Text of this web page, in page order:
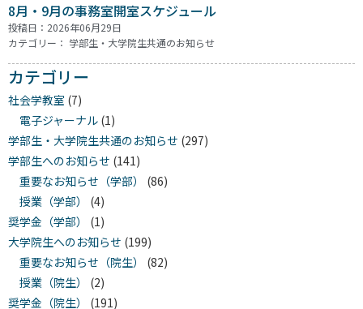
8月・9月の事務室開室スケジュール
投稿日：2026年06月29日
カテゴリー： 学部生・大学院生共通のお知らせ
カテゴリー
社会学教室 (7)
電子ジャーナル (1)
学部生・大学院生共通のお知らせ (297)
学部生へのお知らせ (141)
重要なお知らせ（学部）
(86)
授業（学部）
(4)
奨学金（学部）
(1)
大学院生へのお知らせ (199)
重要なお知らせ（院生）
(82)
授業（院生）
(2)
奨学金（院生）
(191)